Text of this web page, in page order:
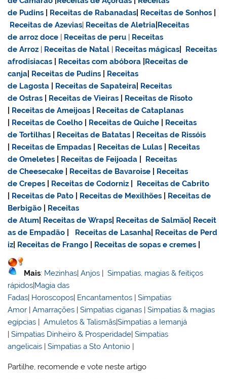
de Pudins
Receitas de Rabanadas Receitas de Sonhos
Receitas de Azevias| Receitas de Aletria Receitas
dearroz doce | Receitas de peru | Receitas
de Arroz | Receitas de Natal | Receitas mágicas
Receitas
afrodisiacas
Receitas com abóbora Receitas de
canja Receitas de Pudins
Receitas
de Lagosta
Receitas de Sapateira Receitas
de Ostras
Receitas de Vieiras
Receitas de Risoto
Receitas de Ameijoas
Receitas de Cataplanas
Receitas de Coelho Receitas de Quiche
Receitas
de Tortilhas
Receitas de Batatas
Receitas de Rissóis
Receitas de Empadas Receitas de Lulas
Receitas
de Omeletes
Receitas de Feijoada
Receitas
de Cheesecake
Receitas de Bavaroise
Receitas
de Crepes
Receitas de Codorniz
Receitas de Cabrito
Receitas de Pato Receitas de Mexilhões
Receitas de
Berbigão
Receitas
de Atum Receitas de Wraps Receitas de Salmão Receit
as de Empadão
Receitas de Lasanha Receitas de Perd
iz Receitas de Frango Receitas de sopas e cremes
Mais: Mezinhas|Anjos |Simpatias, magias & feitiços
rápidos|Magia das
Fadas| Horoscopos| Encantamentos |Simpatias
Amor |Amarrações |Simpatias ciganas |Simpatias & magias
egípcias |Amuletos & Talismãs|Simpatias a Iemanjá
|Simpatias Dinheiro & Prosperidade|Simpatias
angelicais |Simpatias a Sto Antonio |
Partilhe, recomende e vote neste artigo